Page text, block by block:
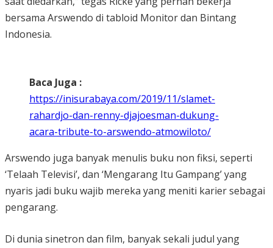
bersama Arswendo di tabloid Monitor dan Bintang
Indonesia.
Baca Juga :
https://inisurabaya.com/2019/11/slamet-
rahardjo-dan-renny-djajoesman-dukung-
acara-tribute-to-arswendo-atmowiloto/
Arswendo juga banyak menulis buku non fiksi, seperti
‘Telaah Televisi’, dan ‘Mengarang Itu Gampang’ yang
nyaris jadi buku wajib mereka yang meniti karier sebagai
pengarang.
Di dunia sinetron dan film, banyak sekali judul yang